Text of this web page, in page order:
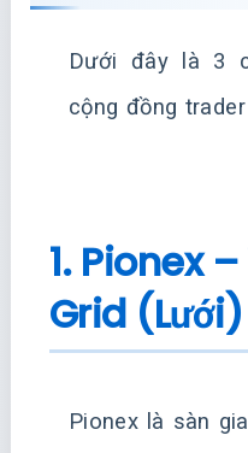
Dưới đây là 3
cộng đồng
1. Pionex
Grid (Lưới)
Pionex là sàn